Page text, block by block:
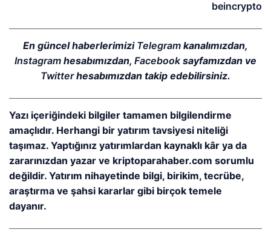
beincrypto
En güncel haberlerimizi Telegram kanalımızdan,
Instagramhesabımızdan, Facebooksayfamızdan ve
Twitterhesabımızdan takip edebilirsiniz.
Yazı içeriğindeki bilgiler tamamen bilgilendirme
amaçlıdır. Herhangi bir yatırım tavsiyesi niteliği
taşımaz. Yaptığınız yatırımlardan kaynaklı kâr ya da
zararınızdan yazar ve kriptoparahaber.com sorumlu
değildir. Yatırım nihayetinde bilgi, birikim, tecrübe,
araştırma ve şahsi kararlar gibi birçok temele
dayanır.